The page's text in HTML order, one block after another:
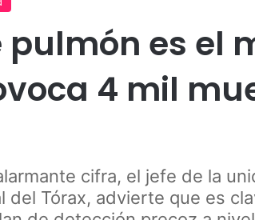
pulmón es el
4 mil
cifra, el jefe de la
del Tórax, advierte que es